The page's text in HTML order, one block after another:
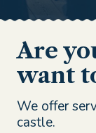
Are
want
We offer
castle.